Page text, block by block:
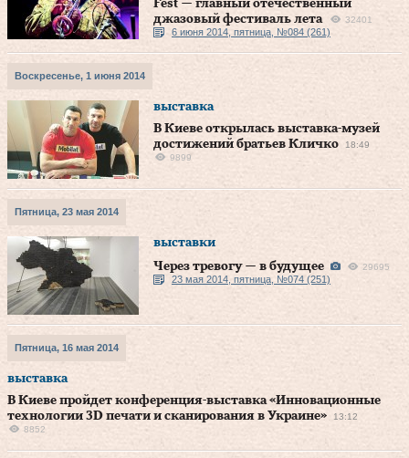
Fest — главный отечественный
джазовый фестиваль лета
32401
6 июня 2014, пятница, №084 (261)
Воскресенье, 1 июня 2014
выставка
В Киеве открылась выставка-музей
достижений братьев Кличко
18:49
9899
Пятница, 23 мая 2014
выставки
Через тревогу — в будущее
29695
23 мая 2014, пятница, №074 (251)
Пятница, 16 мая 2014
выставка
В Киеве пройдет конференция-выставка «Инновационные
технологии 3D печати и сканирования в Украине»
13:12
8852